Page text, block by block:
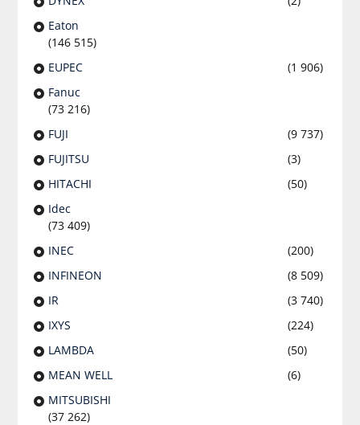
Eaton
(146 515)
EUPEC
(1 906)
Fanuc
(73 216)
FUJI
(9 737)
FUJITSU
(3)
HITACHI
(50)
Idec
(73 409)
INEC
(200)
INFINEON
(8 509)
IR
(3 740)
IXYS
(224)
LAMBDA
(50)
MEAN WELL
(6)
MITSUBISHI
(37 262)